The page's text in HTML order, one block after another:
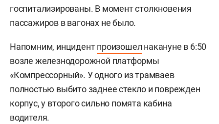
госпитализированы. В момент столкновения
пассажиров в вагонах не было.
Напомним, инцидентпроизошел накануне в 6:50
возле железнодорожной платформы
«Компрессорный». У одного из трамваев
полностью выбито заднее стекло и поврежден
корпус, у второго сильно помята кабина
водителя.